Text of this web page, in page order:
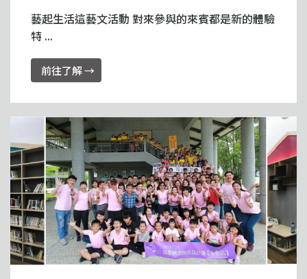
藝起生活這藝文活動 對來參與的來賓都是新的體驗
特 ...
前往了解 →